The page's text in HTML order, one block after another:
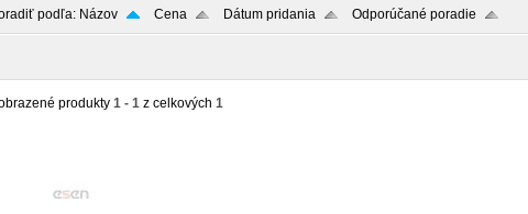
podľa: Názov Cena Dátum pridania Odporúčané poradie
produkty 1 - 1 z celkových 1